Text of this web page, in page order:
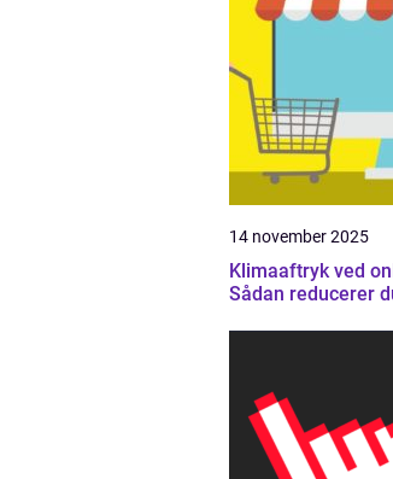
14 november 2025
Klimaaftryk ved
Sådan reducerer